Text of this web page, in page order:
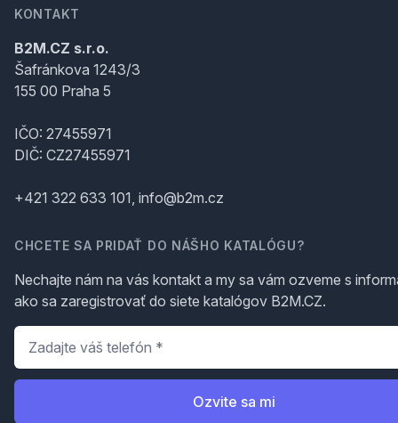
KONTAKT
B2M.CZ s.r.o.
Šafránkova 1243/3
155 00 Praha 5
IČO: 27455971
DIČ: CZ27455971
+421 322 633 101, info@b2m.cz
CHCETE SA PRIDAŤ DO NÁŠHO KATALÓGU?
Nechajte nám na vás kontakt a my sa vám ozveme s
ako sa zaregistrovať do siete katalógov B2M.CZ.
Telefón
Ozvite sa mi